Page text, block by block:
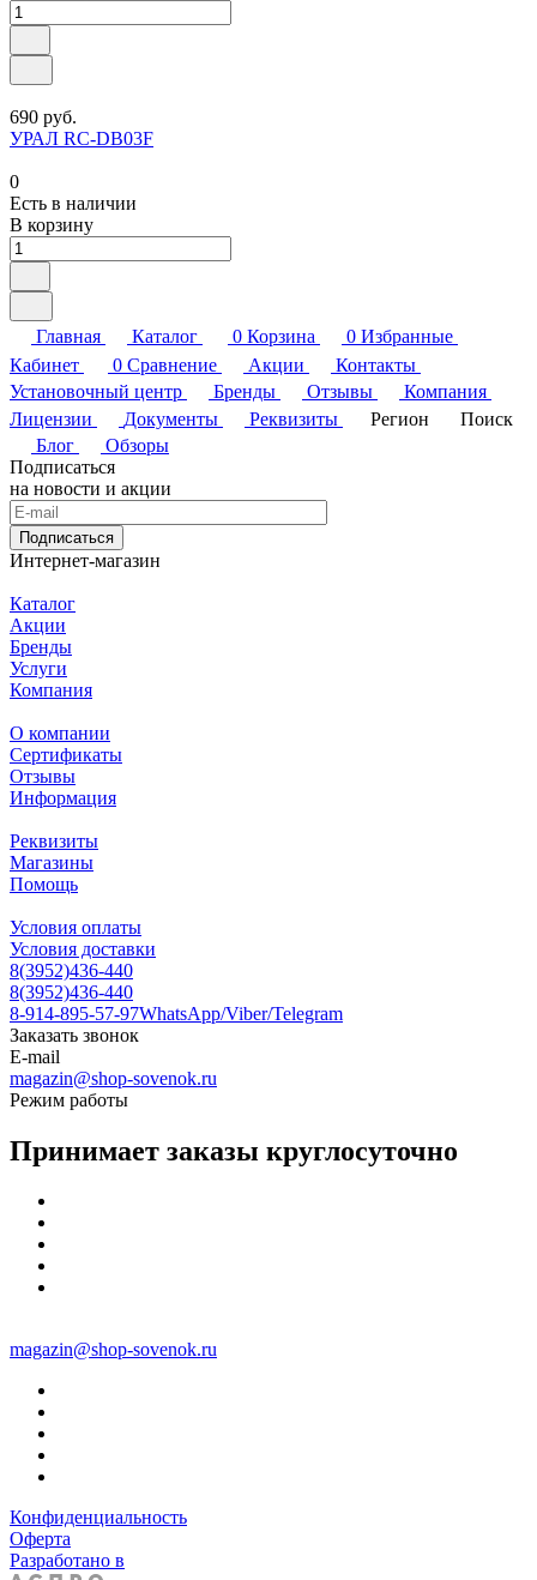
690 руб.
УРАЛ RC-DB03F
0
Есть в наличии
В корзину
Главная Каталог 0 Корзина 0 Избранные
Кабинет
0 Сравнение Акции
Контакты
Установочный центр
Бренды Отзывы
Компания
Лицензии
Документы Реквизиты Регион
Поиск
Блог
Обзоры
Подписаться
на новости и акции
Подписаться
Интернет-магазин
Каталог
Акции
Бренды
Услуги
Компания
О компании
Сертификаты
Отзывы
Информация
Реквизиты
Магазины
Помощь
Условия оплаты
Условия доставки
8(3952)436-440
8(3952)436-440
8-914-895-57-97WhatsApp/Viber/Telegram
Заказать звонок
E-mail
magazin@shop-sovenok.ru
Режим работы
Принимает заказы круглосуточно
magazin@shop-sovenok.ru
Конфиденциальность
Оферта
Разработано в